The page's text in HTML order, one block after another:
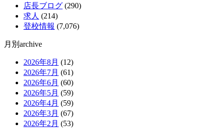
店長ブログ (290)
求人 (214)
登校情報 (7,076)
月別archive
2026年8月 (12)
2026年7月 (61)
2026年6月 (60)
2026年5月 (59)
2026年4月 (59)
2026年3月 (67)
2026年2月 (53)